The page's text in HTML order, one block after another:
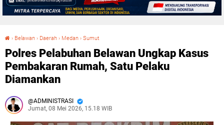
› Belawan › Daerah › Medan › Sumut
Polres Pelabuhan Belawan Ungkap Kasus
Pembakaran Rumah, Satu Pelaku
Diamankan
ADMINISTRASI
Jumat, 08 Mei 2026, 15.18 WIB